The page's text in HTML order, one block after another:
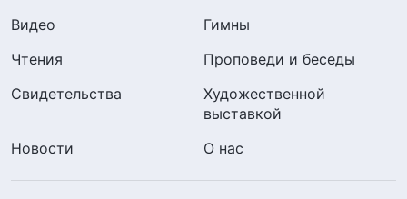
Видео
Гимны
Чтения
Проповеди и беседы
Свидетельства
Художественной
выставкой
Новости
О нас